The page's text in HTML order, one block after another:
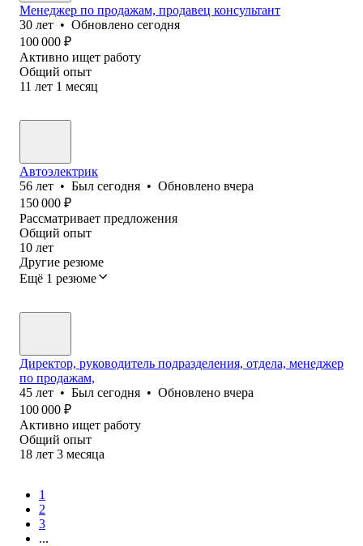
Менеджер по продажам, продавец консультант
30 лет • Обновлено сегодня
100 000 ₽
Активно ищет работу
Общий опыт
11 лет 1 месяц
Автоэлектрик
56 лет • Был сегодня • Обновлено вчера
150 000 ₽
Рассматривает предложения
Общий опыт
10 лет
Другие резюме
Ещё 1 резюме
Директор, руководитель подразделения, отдела, менеджер
по продажам,
45 лет • Был сегодня • Обновлено вчера
100 000 ₽
Активно ищет работу
Общий опыт
18 лет 3 месяца
1
2
3
...